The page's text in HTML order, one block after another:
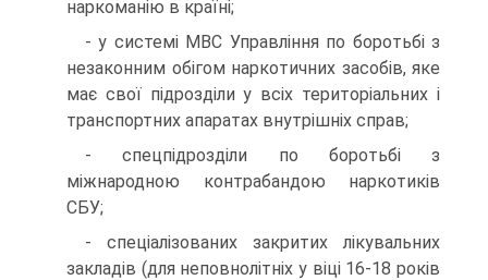
наркоманію в країні;
- у системі МВС Управління по боротьбі з
незаконним обігом наркотичних засобів, яке
має свої підрозділи у всіх територіальних і
транспортних апаратах внутрішніх справ;
- спецпідрозділи по боротьбі з
міжнародною контрабандою наркотиків
СБУ;
- спеціалізованих закритих лікувальних
закладів (для неповнолітніх у віці 16-18 років